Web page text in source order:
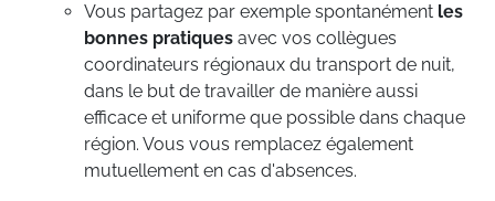
Vous partagez par exemple spontanément les
bonnes pratiques avec vos collègues
coordinateurs régionaux du transport de nuit,
dans le but de travailler de manière aussi
efficace et uniforme que possible dans chaque
région. Vous vous remplacez également
mutuellement en cas d'absences.